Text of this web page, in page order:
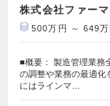
株式会社ファー
500万円 ～ 649万
■概要： 製造管理業務
の調整や業務の最適
にはラインマ…